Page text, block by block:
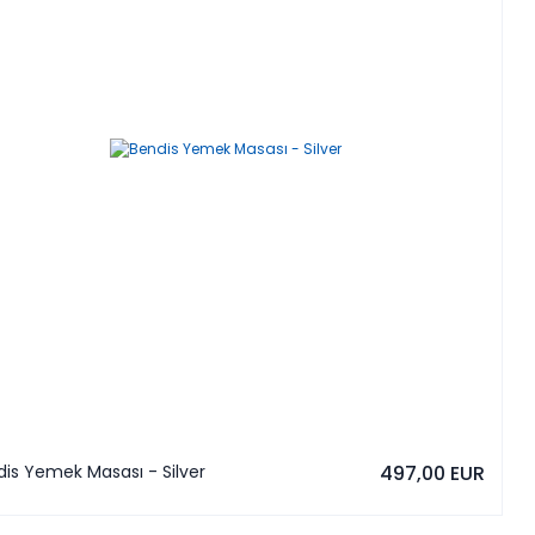
Yemek Masası - Silver 497,00 EUR